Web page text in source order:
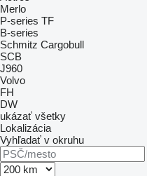
Merlo
P-series TF
B-series
Schmitz Cargobull
SCB
J960
Volvo
FH
DW
ukázať všetky
Lokalizácia
Vyhľadať v okruhu